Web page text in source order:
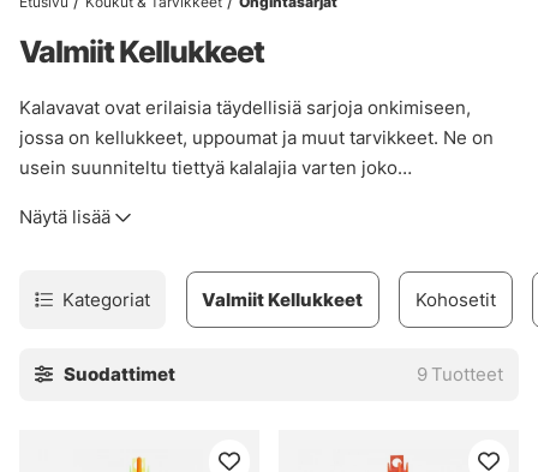
Valmiit Kellukkeet
Kalavavat ovat erilaisia täydellisiä sarjoja onkimiseen,
jossa on kellukkeet, uppoumat ja muut tarvikkeet. Ne on
usein suunniteltu tiettyä kalalajia varten joko
on helppo aloittaa sen kalan ja menetelmän
löydät vieheet eri lajeille, kuten makrilli, kuha, ahven,
kampela ja hauki.
Näytä lisää
Kategoriat Kohosetit
Valmiit Kellukkeet
Suodattimet 9 Tuotteet